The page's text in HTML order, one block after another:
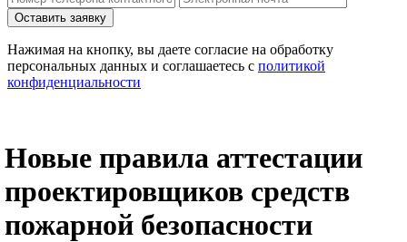
Нажимая на кнопку, вы даете согласие на обработку
персональных данных и соглашаетесь c политикой
конфиденциальности
Новые правила аттестации
проектировщиков средств
пожарной безопасности